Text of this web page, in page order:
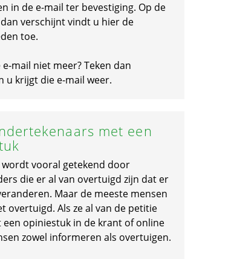
in de e-mail ter bevestiging. Op de
verschijnt vindt u hier de
toe.
mail niet meer? Teken dan
u krijgt die e-mail weer.
met een
wordt vooral getekend door
die er al van overtuigd zijn dat er
Maar de meeste mensen
overtuigd. Als ze al van de petitie
een opiniestuk in de krant of online
zowel informeren als overtuigen.